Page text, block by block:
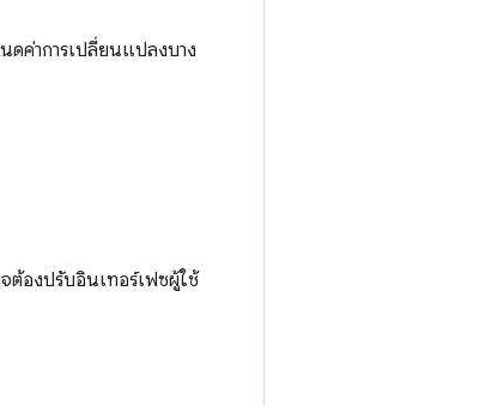
ค่าการเปลี่ยนแปลงบาง
ต้องปรับอินเทอร์เฟซผู้ใช้